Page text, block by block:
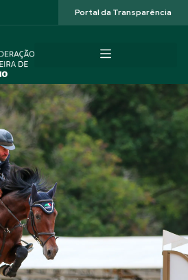
Portal da Transparência